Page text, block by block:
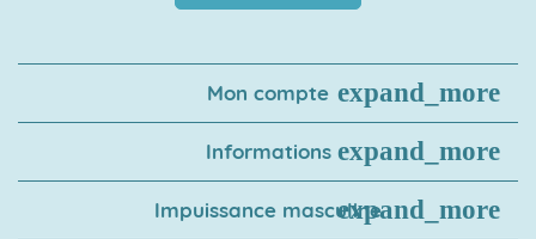
Mon compte
Informations
Impuissance masculine